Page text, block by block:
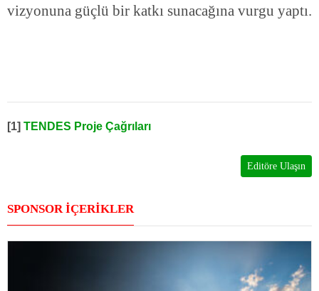
vizyonuna güçlü bir katkı sunacağına vurgu yaptı.
[1] TENDES Proje Çağrıları
Editöre Ulaşın
SPONSOR İÇERİKLER